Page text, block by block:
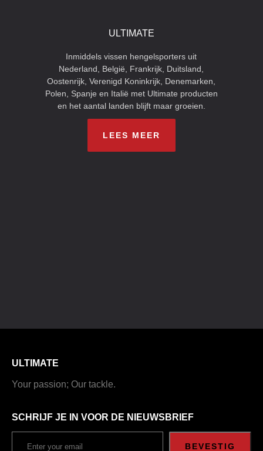
ULTIMATE
Inmiddels vissen hengelsporters uit
Nederland, België, Frankrijk, Duitsland,
Oostenrijk, Verenigd Koninkrijk, Denemarken,
Polen, Spanje en Italië met Ultimate producten
en het aantal landen blijft maar groeien.
LEES MEER
ULTIMATE
Your passion; Our tackle.
SCHRIJF JE IN VOOR DE NIEUWSBRIEF
BEVESTIG